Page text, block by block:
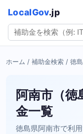
LocalGov.jp
ホーム / 補助金検索 / 徳
阿南市（
金一覧
徳島県阿南市で利